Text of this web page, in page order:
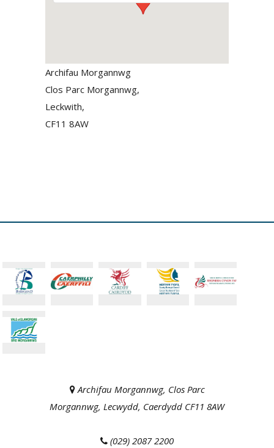
Archifau Morgannwg
Clos Parc Morgannwg,
Leckwith,
CF11 8AW
Archifau Morgannwg, Clos Parc
Morgannwg, Lecwydd, Caerdydd CF11 8AW
(029) 2087 2200